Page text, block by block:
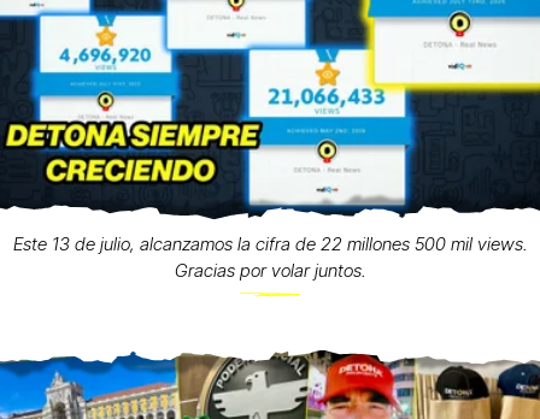
Este 13 de julio, alcanzamos la cifra de 22 millones 500 mil views.
Gracias por volar juntos.